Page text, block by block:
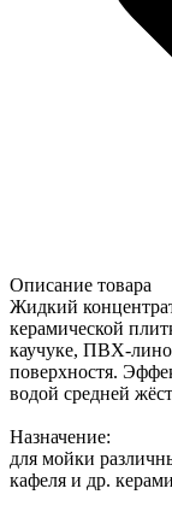
Описание товара
Жидкий
керамической
каучуке, ПВХ-
поверхностя.
водой средней
Назначение:
для мойки
кафеля и др.